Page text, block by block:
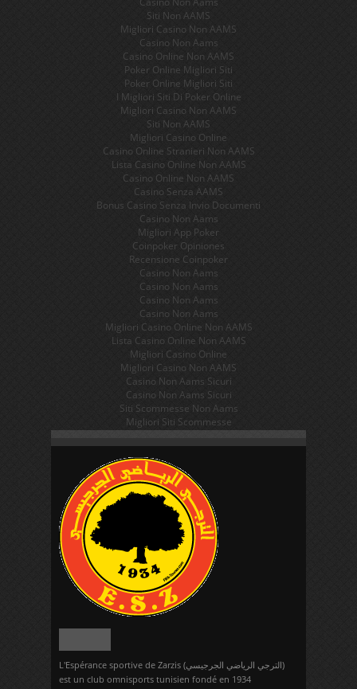
Siti Non AAMS
Migliori Casino Non AAMS
Casino Non Aams
Casino Online Non AAMS
Poker Online Migliori Siti
Poker Online Migliori Siti
I Migliori Siti Di Poker Online
Migliori Casino Non AAMS
Siti Non AAMS
Migliori Casino Online
Casino Online Stranieri Non AAMS
Lista Casino Online Non AAMS
Casino Online Non AAMS
Casino Senza AAMS
Bonus Casino Senza Invio Documenti
Casino Non Aams
Migliori App Poker
Coinpoker Opiniones
Recensione Coinpoker
Casino Non Aams
Casino Non Aams
Casino Non Aams
Casino Non Aams
Migliori Casino Online Non AAMS
Lista Casino Online Non AAMS
Migliori Casino Online
Migliori Casino Non AAMS
Casino Non Aams Sicuri
Casino Non Aams Sicuri
Siti Scommesse Non Aams
Migliori Siti Scommesse
L'Espérance sportive de Zarzis (الترجي الرياضي الجرجيسي)
est un club omnisports tunisien fondé en 1934